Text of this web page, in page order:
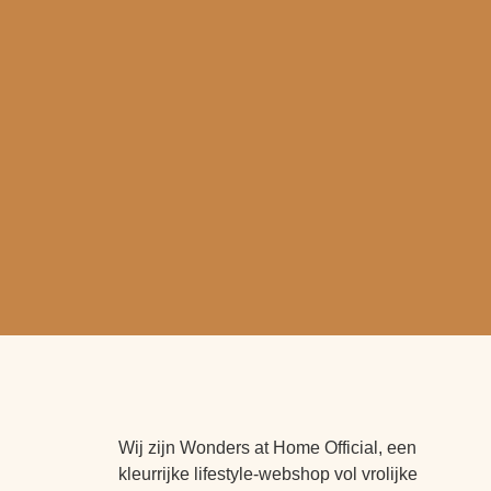
Wij zijn Wonders at Home Official, een
kleurrijke lifestyle-webshop vol vrolijke